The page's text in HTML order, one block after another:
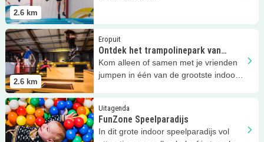
2.6 km
2.6 km
Eropuit
Ontdek het trampolinepark van
FunZone!
Kom alleen of samen met je vrienden
jumpen in één van de grootste indoor
Lees meer Ontdek het trampolinepark van FunZone!
Uitagenda
FunZone Speelparadijs
In dit grote indoor speelparadijs vol
Lees meer FunZone Speelparadijs